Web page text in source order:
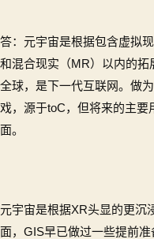
答：元宇宙是根据包含虚拟
和混合现实（MR）以内的
全球，是下一代互联网。做
戏，源于toC，但将来的主要
面。
元宇宙是根据XR头显的更沉
面，GIS早已做过一些提前